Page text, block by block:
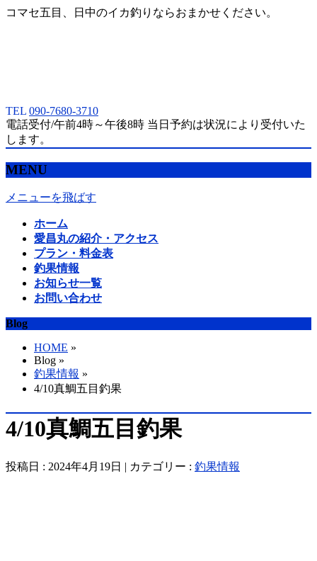
コマセ五目、日中のイカ釣りならおまかせください。
TEL 090-7680-3710
電話受付/午前4時～午後8時 当日予約は状況により受付いた
します。
MENU
メニューを飛ばす
ホーム
愛昌丸の紹介・アクセス
プラン・料金表
釣果情報
お知らせ一覧
お問い合わせ
Blog
HOME »
Blog »
釣果情報 »
4/10真鯛五目釣果
4/10真鯛五目釣果
投稿日 : 2024年4月19日 | カテゴリー : 釣果情報